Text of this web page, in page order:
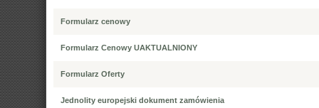
Formularz cenowy
Formularz Cenowy UAKTUALNIONY
Formularz Oferty
Jednolity europejski dokument zamówienia